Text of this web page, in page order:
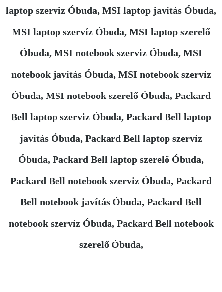
laptop szerviz Óbuda, MSI laptop javítás Óbuda,
MSI laptop szervíz Óbuda, MSI laptop szerelő
Óbuda, MSI notebook szerviz Óbuda, MSI
notebook javítás Óbuda, MSI notebook szervíz
Óbuda, MSI notebook szerelő Óbuda, Packard
Bell laptop szerviz Óbuda, Packard Bell laptop
javítás Óbuda, Packard Bell laptop szervíz
Óbuda, Packard Bell laptop szerelő Óbuda,
Packard Bell notebook szerviz Óbuda, Packard
Bell notebook javítás Óbuda, Packard Bell
notebook szervíz Óbuda, Packard Bell notebook
szerelő Óbuda,